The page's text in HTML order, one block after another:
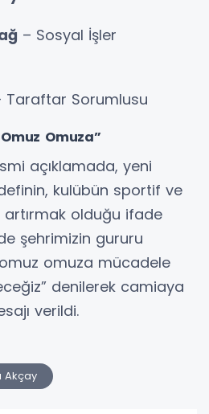
– Sosyal İşler
Taraftar Sorumlusu
Omuza”
açıklamada, yeni
kulübün sportif ve
artırmak olduğu ifade
şehrimizin gururu
omuza mücadele
denilerek camiaya
verildi.
Akçay